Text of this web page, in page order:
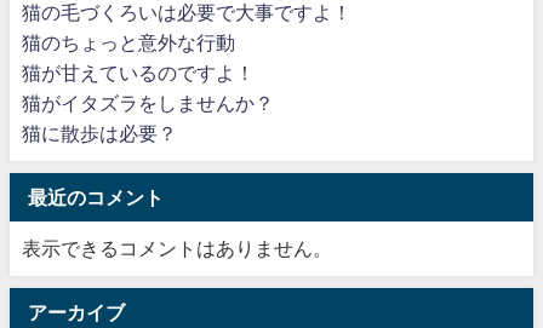
猫の毛づくろいは必要で大事ですよ！
猫のちょっと意外な行動
猫が甘えているのですよ！
猫がイタズラをしませんか？
猫に散歩は必要？
最近のコメント
表示できるコメントはありません。
アーカイブ